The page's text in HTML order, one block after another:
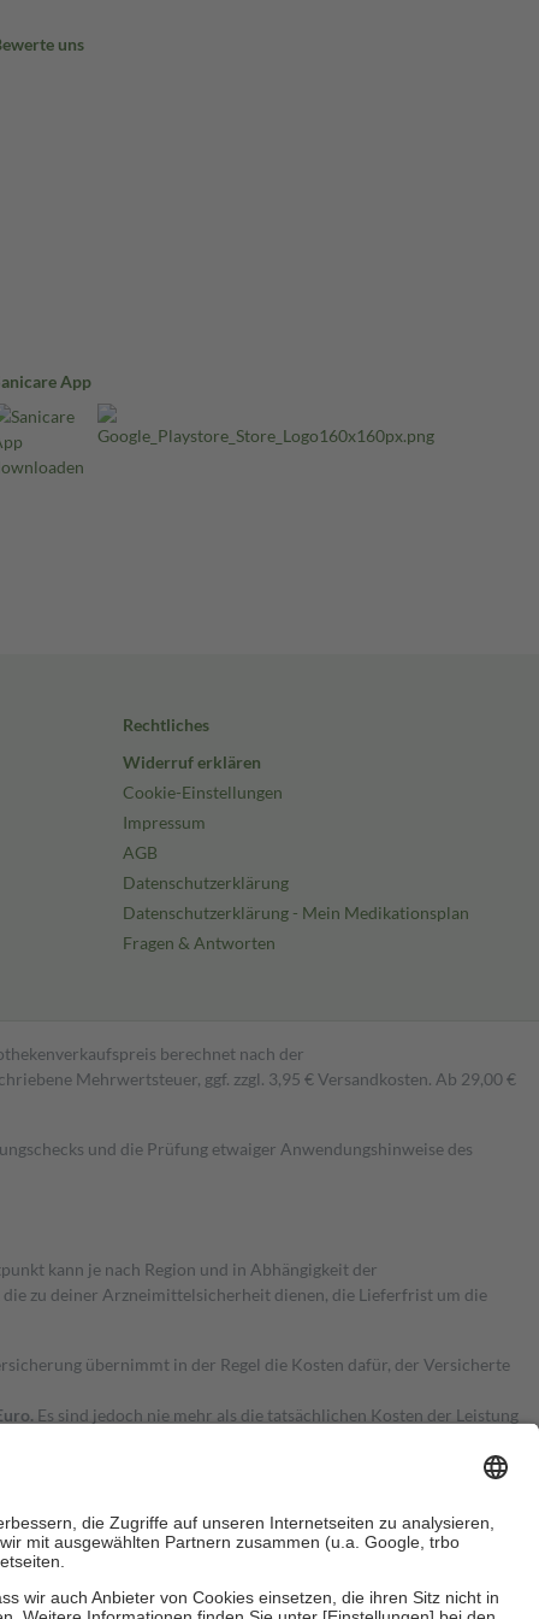
uns
App
Rechtliches
Widerruf erklären
Cookie-Einstellungen
Impressum
AGB
Datenschutzerklärung
Datenschutzerklärung - Mein Medikationsplan
Fragen & Antworten
berechnet nach der
Mehrwertsteuer, ggf. zzgl. 3,95 € Versandkosten. Ab 29,00 €
und die Prüfung etwaiger Anwendungshinweise des
kann je nach Region und in Abhängigkeit der
zu deiner Arzneimittelsicherheit dienen, die Lieferfrist um die
übernimmt in der Regel die Kosten dafür, der Versicherte
Es sind jedoch nie mehr als die tatsächlichen Kosten der Leistung
Zuzahlungen an bei: